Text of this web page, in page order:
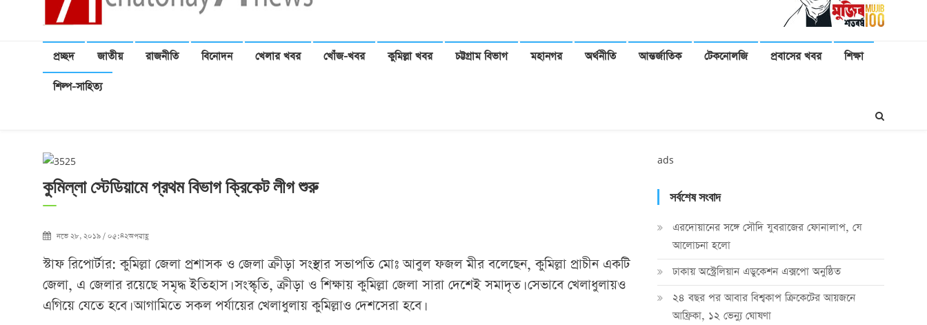
প্রচ্ছদ জাতীয় রাজনীতি বিনোদন খেলার খবর খোঁজ-খবর কুমিল্লা খবর চট্টগ্রাম বিভাগ মহানগর অর্থনীতি আন্তর্জাতিক টেকনোলজি প্রবাসের খবর শিক্ষা
শিল্প-সাহিত্য
কুমিল্লা স্টেডিয়ামে প্রথম বিভাগ ক্রিকেট লীগ শুরু
নভে ২৮, ২০১৯ / ০৫:৪২অপরাহ্ণ
স্টাফ রিপোর্টার: কুমিল্লা জেলা প্রশাসক ও জেলা ক্রীড়া সংস্থার সভাপতি মোঃ আবুল ফজল মীর বলেছেন, কুমিল্লা প্রাচীন একটি
জেলা, এ জেলার রয়েছে সমৃদ্ধ ইতিহাস। সংস্কৃতি, ক্রীড়া ও শিক্ষায় কুমিল্লা জেলা সারা দেশেই সমাদৃত। সেভাবে খেলাধুলায়ও
এগিয়ে যেতে হবে। আগামিতে সকল পর্যায়ের খেলাধুলায় কুমিল্লাও দেশসেরা হবে।
ads
সর্বশেষ সংবাদ
এরদোয়ানের সঙ্গে সৌদি যুবরাজের ফোনালাপ, যে
আলোচনা হলো
ঢাকায় অস্ট্রেলিয়ান এডুকেশন এক্সপো অনুষ্ঠিত
২৪ বছর পর আবার বিশ্বকাপ ক্রিকে‌টের আয়জনে
আফ্রিকা, ১২ ভেন্যু ঘোষণা